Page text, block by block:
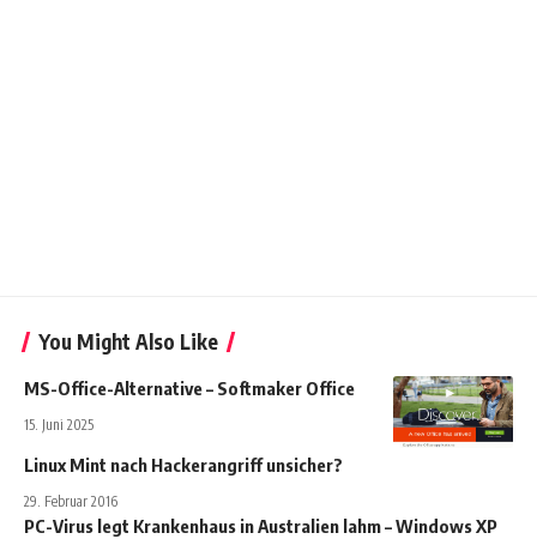
You Might Also Like
MS-Office-Alternative – Softmaker Office
15. Juni 2025
Linux Mint nach Hackerangriff unsicher?
29. Februar 2016
PC-Virus legt Krankenhaus in Australien lahm – Windows XP